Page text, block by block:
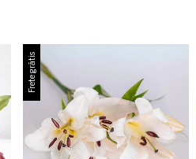
Frete grátis